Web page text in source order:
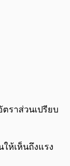
0:00 0:00
ตราส่วนเปรียบ
ให้เห็นถึงแรง